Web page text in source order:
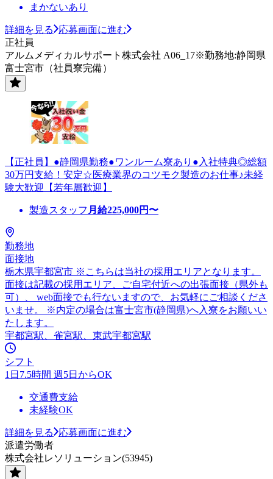
まかないあり
詳細を見る
応募画面に進む
正社員
アルムメディカルサポート株式会社 A06_17※勤務地:静岡県
富士宮市（社員寮完備）
【正社員】●静岡県勤務●ワンルーム寮あり●入社特典◎総額
30万円支給！安定☆医療業界のコツモク製造のお仕事♪未経
験大歓迎【若年層歓迎】
製造スタッフ 月給225,000円〜
勤務地
面接地
栃木県宇都宮市 ※こちらは当社の採用エリアとなります。
面接は記載の採用エリア、ご自宅付近への出張面接（県外も
可）、 web面接でも行ないますので、お気軽にご相談くださ
いませ。 ※内定の場合は富士宮市(静岡県)へ入寮をお願いい
たします。
宇都宮駅、雀宮駅、東武宇都宮駅
シフト
1日7.5時間 週5日からOK
交通費支給
未経験OK
詳細を見る
応募画面に進む
派遣労働者
株式会社レソリューション(53945)